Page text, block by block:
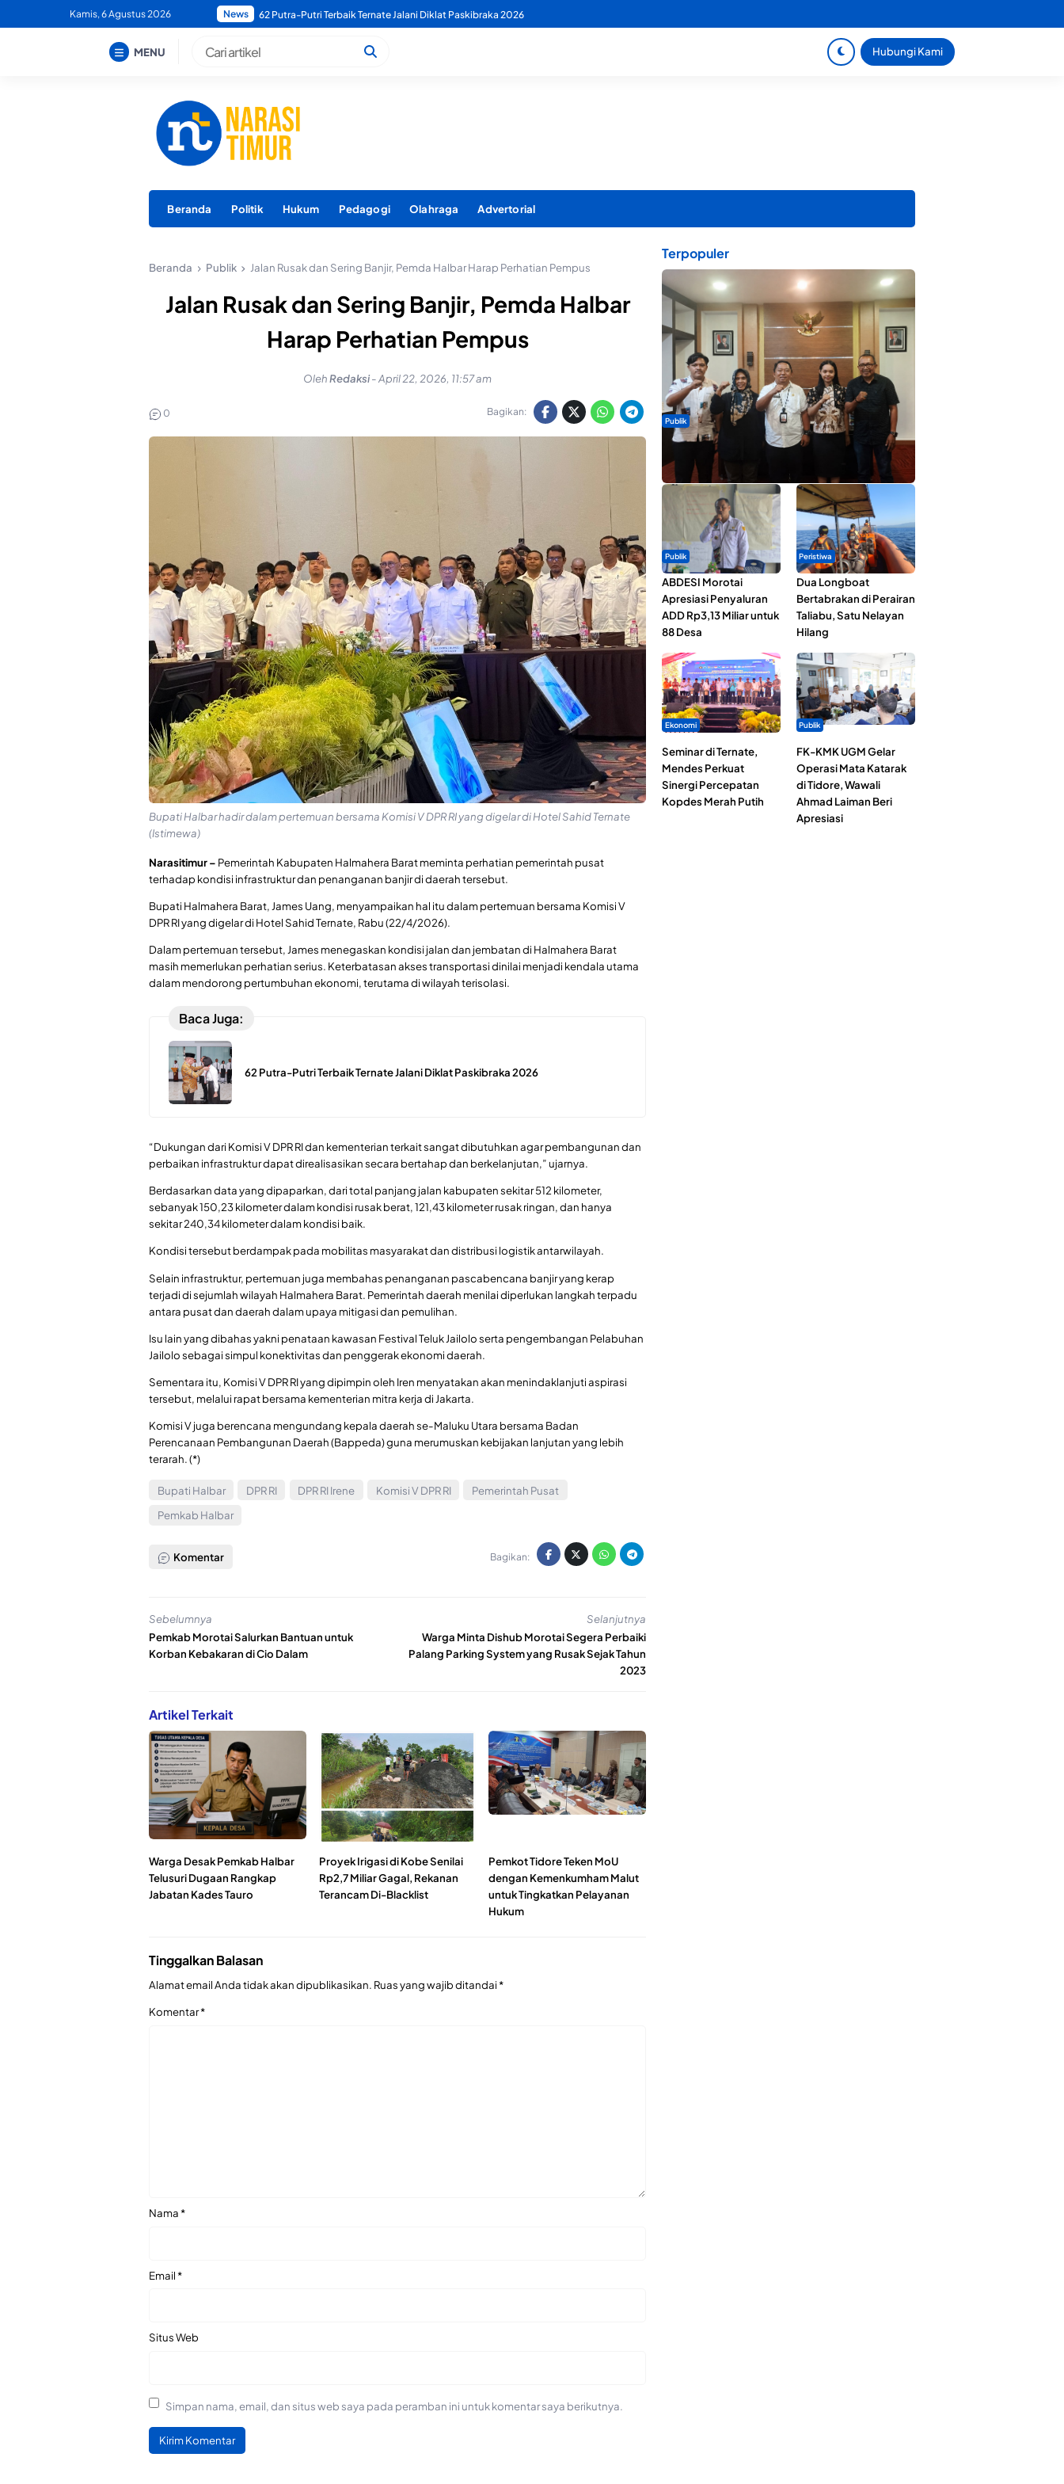
to
Kamis, 6 Agustus 2026 News Bupati Morotai Minta PDAM Benahi Pelayanan Air Bersih Secara Menyeluruh
MENU Hubungi Kami
Beranda Politik Hukum Pedagogi Olahraga Advertorial
Beranda Publik Jalan Rusak dan Sering Banjir, Pemda Halbar Harap Perhatian Pempus
Jalan Rusak dan Sering Banjir, Pemda Halbar
Harap Perhatian Pempus
OlehRedaksi-April 22, 2026, 11:57 am
0 Bagikan:
Bupati Halbar hadir dalam pertemuan bersama Komisi V DPR RI yang digelar di Hotel Sahid Ternate
(Istimewa)
Narasitimur – Pemerintah Kabupaten Halmahera Barat meminta perhatian pemerintah pusat
terhadap kondisi infrastruktur dan penanganan banjir di daerah tersebut.
Bupati Halmahera Barat, James Uang, menyampaikan hal itu dalam pertemuan bersama Komisi V
DPR RI yang digelar di Hotel Sahid Ternate, Rabu (22/4/2026).
Dalam pertemuan tersebut, James menegaskan kondisi jalan dan jembatan di Halmahera Barat
masih memerlukan perhatian serius. Keterbatasan akses transportasi dinilai menjadi kendala utama
dalam mendorong pertumbuhan ekonomi, terutama di wilayah terisolasi.
Baca Juga:
62 Putra-Putri Terbaik Ternate Jalani Diklat Paskibraka 2026
“Dukungan dari Komisi V DPR RI dan kementerian terkait sangat dibutuhkan agar pembangunan dan
perbaikan infrastruktur dapat direalisasikan secara bertahap dan berkelanjutan,” ujarnya.
Berdasarkan data yang dipaparkan, dari total panjang jalan kabupaten sekitar 512 kilometer,
sebanyak 150,23 kilometer dalam kondisi rusak berat, 121,43 kilometer rusak ringan, dan hanya
sekitar 240,34 kilometer dalam kondisi baik.
Kondisi tersebut berdampak pada mobilitas masyarakat dan distribusi logistik antarwilayah.
Selain infrastruktur, pertemuan juga membahas penanganan pascabencana banjir yang kerap
terjadi di sejumlah wilayah Halmahera Barat. Pemerintah daerah menilai diperlukan langkah terpadu
antara pusat dan daerah dalam upaya mitigasi dan pemulihan.
Isu lain yang dibahas yakni penataan kawasan Festival Teluk Jailolo serta pengembangan Pelabuhan
Jailolo sebagai simpul konektivitas dan penggerak ekonomi daerah.
Sementara itu, Komisi V DPR RI yang dipimpin oleh Iren menyatakan akan menindaklanjuti aspirasi
tersebut, melalui rapat bersama kementerian mitra kerja di Jakarta.
Komisi V juga berencana mengundang kepala daerah se-Maluku Utara bersama Badan
Perencanaan Pembangunan Daerah (Bappeda) guna merumuskan kebijakan lanjutan yang lebih
terarah. (*)
Bupati Halbar DPR RI DPR RI Irene Komisi V DPR RI
Pemerintah Pusat
Pemkab Halbar
Komentar Bagikan:
Sebelumnya
Pemkab Morotai Salurkan Bantuan untuk
Korban Kebakaran di Cio Dalam
Selanjutnya
Warga Minta Dishub Morotai Segera Perbaiki
Palang Parking System yang Rusak Sejak Tahun
2023
Artikel Terkait
Warga Desak Pemkab Halbar
Telusuri Dugaan Rangkap
Jabatan Kades Tauro
Proyek Irigasi di Kobe Senilai
Rp2,7 Miliar Gagal, Rekanan
Terancam Di-Blacklist
Pemkot Tidore Teken MoU
dengan Kemenkumham Malut
untuk Tingkatkan Pelayanan
Hukum
Tinggalkan Balasan
Alamat email Anda tidak akan dipublikasikan. Ruas yang wajib ditandai*
Komentar*
Nama*
Email*
Situs Web
Simpan nama, email, dan situs web saya pada peramban ini untuk komentar saya berikutnya.
Terpopuler
Publik
Dua Talenta Muda Ternate Wakili Maluku Utara di
Gita Bahana Nusantara 2026
Publik
ABDESI Morotai
Apresiasi Penyaluran
ADD Rp3,13 Miliar untuk
88 Desa
Peristiwa
Dua Longboat
Bertabrakan di Perairan
Taliabu, Satu Nelayan
Hilang
Ekonomi
Seminar di Ternate,
Mendes Perkuat
Sinergi Percepatan
Kopdes Merah Putih
Publik
FK-KMK UGM Gelar
Operasi Mata Katarak
di Tidore, Wawali
Ahmad Laiman Beri
Apresiasi